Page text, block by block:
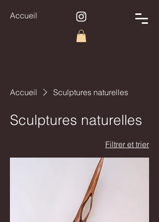
Accueil
Accueil Sculptures naturelles
Sculptures naturelles
Filtrer et trier